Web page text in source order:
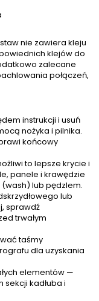
nie zawiera kleju
klejów do
zalecane
połączeń,
instrukcji i usuń
nożyka i pilnika.
końcowy
to lepsze krycie i
panele i krawędzie
lub pędzlem.
lub
sprawdź
trwałym
taśmy
dla uzyskania
elementów —
sekcji kadłuba i